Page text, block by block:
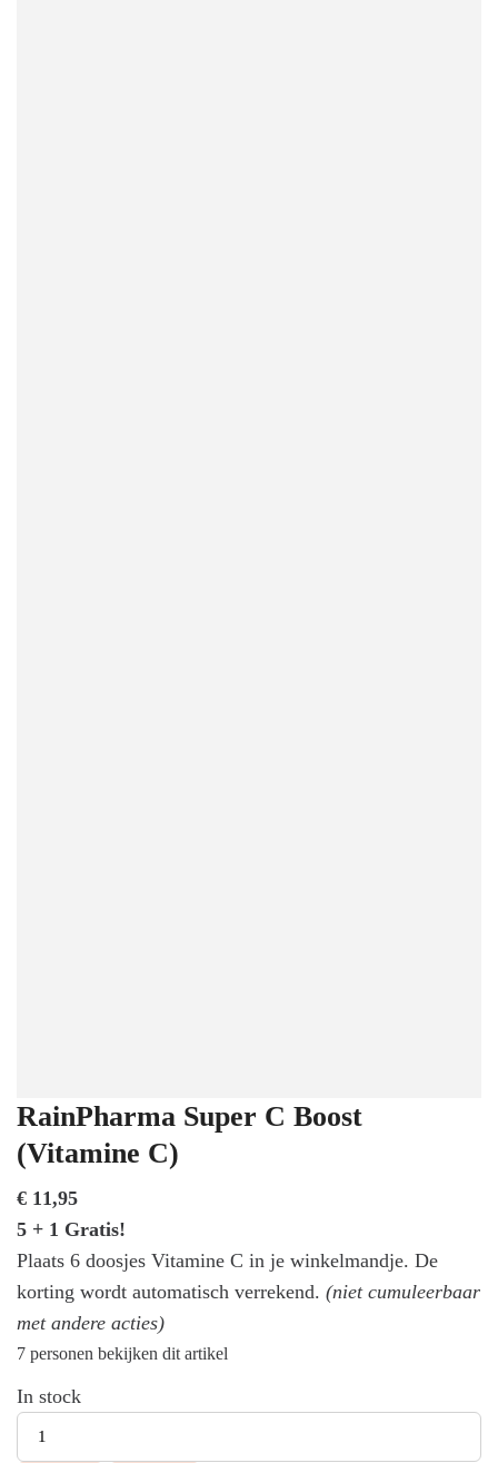
RainPharma Super C Boost
(Vitamine C)
€ 11,95
5 + 1 Gratis!
Plaats 6 doosjes Vitamine C in je winkelmandje. De
korting wordt automatisch verrekend. (niet cumuleerbaar
met andere acties)
7 personen bekijken dit artikel
In stock
Hoeveelheid